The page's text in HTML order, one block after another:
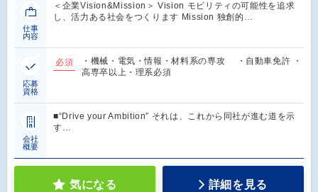
仕事
内容
＜企業Vision&Mission＞ Vision モビリティの可能性を追求
し、活力ある社会をつくります Mission 独創的…
応募
資格
必須
・機械・電気・情報・材料系の専攻 ・自動車免許 ・
高専卒以上・理系必須
会社
概要
■“Drive your Ambition” それは、これから同社が進む道を示
す…
気になる 詳細を見る